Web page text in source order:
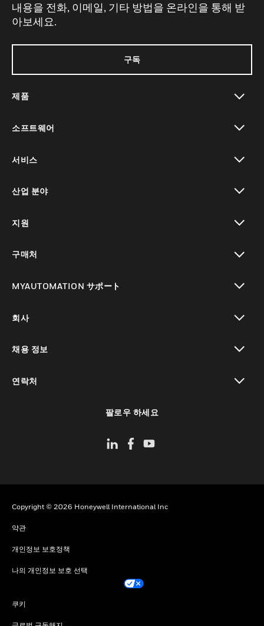
내용을 전화, 이메일, 기타 방법을 온라인을 통해 받
아보세요.
구독
제품
소프트웨어
서비스
산업 분야
지원
구매처
MYAUTOMATION サポート
회사
채용 정보
연락처
팔로우 하세요
Copyright © 2026 Honeywell International Inc
약관
개인정보 보호정책
나의 개인정보 보호 선택
쿠키